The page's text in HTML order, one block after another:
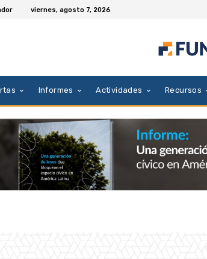
viernes, agosto 7, 2026
Informes Actividades Recursos